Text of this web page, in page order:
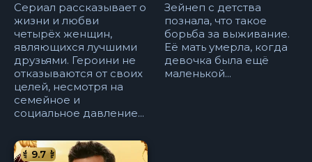
Сериал рассказывает о
жизни и любви
четырёх женщин,
являющихся лучшими
друзьями. Героини не
отказываются от своих
целей, несмотря на
семейное и
социальное давление...
Зейнеп с детства
познала, что такое
борьба за выживание.
Её мать умерла, когда
девочка была ещё
маленькой...
9.7